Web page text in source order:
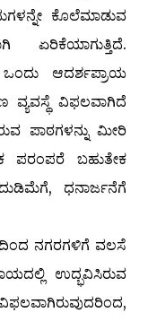
ಕೊಲೆಮಾಡುವ
ಏರಿಕೆಯಾಗುತ್ತಿದೆ.
ಆದರ್ಶಪ್ರಾಯ
ವ್ಯವಸ್ಥೆ ವಿಫಲವಾಗಿದೆ
ಪಾಠಗಳನ್ನು ಮೀರಿ
ಪರಂಪರೆ ಬಹುತೇಕ
ದುಡಿಮೆಗೆ, ಧನಾರ್ಜನೆಗೆ
ನಗರಗಳಿಗೆ ವಲಸೆ
ಉದ್ಭವಿಸಿರುವ